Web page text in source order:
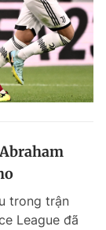
trong trận
League đã